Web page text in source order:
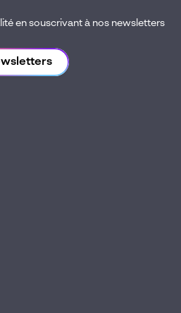
en souscrivant à nos newsletters